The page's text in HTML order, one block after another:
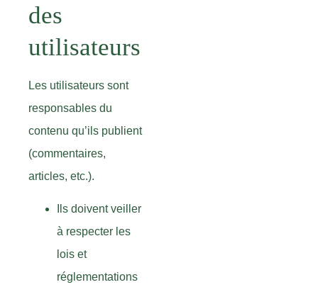
des
utilisateurs
Les utilisateurs sont
responsables du
contenu qu’ils publient
(commentaires,
articles, etc.).
Ils doivent veiller
à respecter les
lois et
réglementations